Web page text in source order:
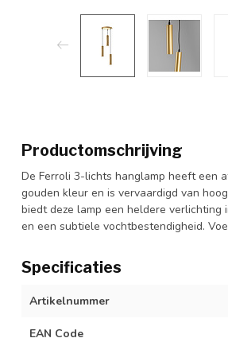
Productomschrijving
De Ferroli 3-lichts hanglamp heeft een
gouden kleur en is vervaardigd van
biedt deze lamp een heldere verlichting
en een subtiele vochtbestendigheid.
Specificaties
Artikelnummer
EAN Code